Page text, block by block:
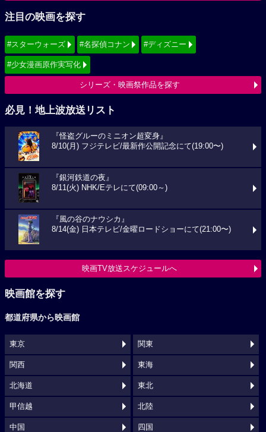
注目の映画を探す
#スターウォーズ #名探偵コナン #ディズニー
#少女漫画原作実写化
シリーズ・映画祭作品を探す
必見！地上波放送リスト
『怪盗グルーのミニオン超変身』
8/10(月) フジテレビ/最新作公開記念にて(19:00〜)
『銀河鉄道の夜』
8/11(火) NHK/Eテレにて(09:00～)
『風の谷のナウシカ』
8/14(金) 日本テレビ/金曜ロードショーにて(21:00〜)
映画TV放送スケジュールへ
映画館を探す
都道府県から映画館
東京 関東
関西 東海
北海道 東北
甲信越 北陸
中国 四国